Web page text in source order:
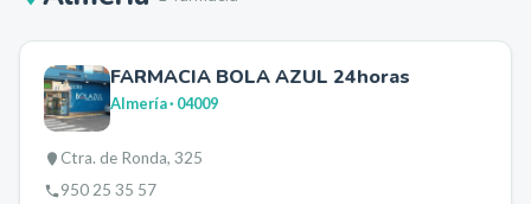
FARMACIA BOLA AZUL 24horas
Almería· 04009
Ctra. de Ronda, 325
950 25 35 57